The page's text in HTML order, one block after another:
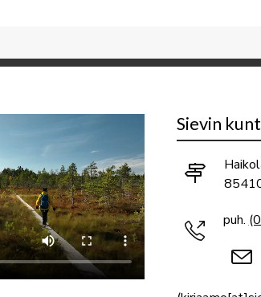
Sievin
puh.